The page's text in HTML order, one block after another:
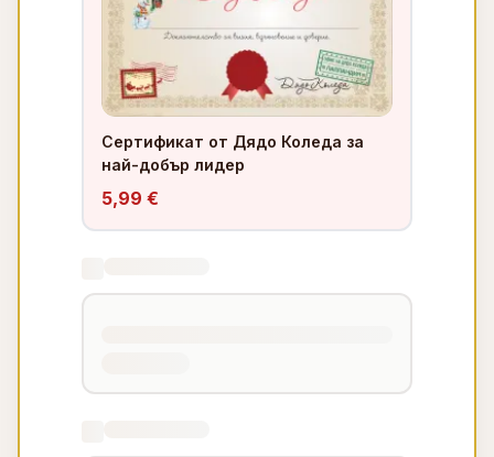
Сертификат от Дядо Коледа за
най-добър лидер
5,99 €